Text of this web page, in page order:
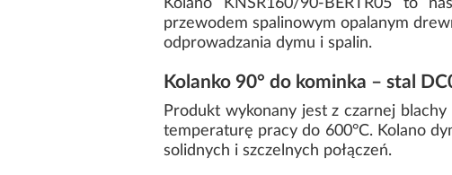
Kolano KNSR160/90-BERTR05 to
przewodem spalinowym opalanym
odprowadzania dymu i spalin.
Kolanko 90° do kominka – stal
Produkt wykonany jest z czarnej
temperaturę pracy do 600°C. Kolano
solidnych i szczelnych połączeń.